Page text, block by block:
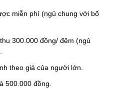
miễn phí (ngủ chung với bố
300.000 đồng/ đêm (ngủ
theo giá của người lớn.
500.000 đồng.